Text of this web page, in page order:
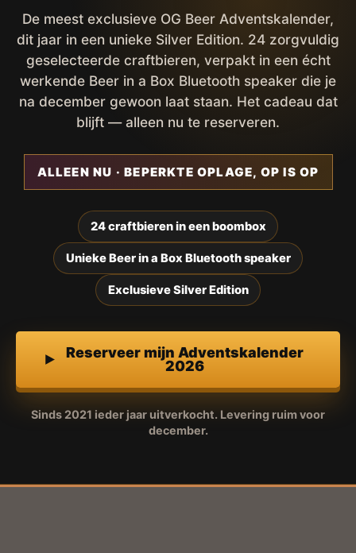
De meest exclusieve OG Beer Adventskalender,
dit jaar in een unieke Silver Edition. 24 zorgvuldig
geselecteerde craftbieren, verpakt in een écht
werkende Beer in a Box Bluetooth speaker die je
na december gewoon laat staan. Het cadeau dat
blijft — alleen nu te reserveren.
ALLEEN NU · BEPERKTE OPLAGE, OP IS OP
24 craftbieren in een boombox
Unieke Beer in a Box Bluetooth speaker
Exclusieve Silver Edition
Reserveer mijn Adventskalender
2026
Sinds 2021 ieder jaar uitverkocht. Levering ruim voor
december.